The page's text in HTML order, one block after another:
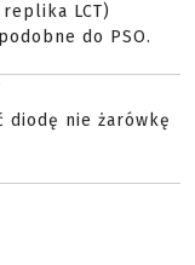
LCT)
do PSO.
diodę nie żarówkę